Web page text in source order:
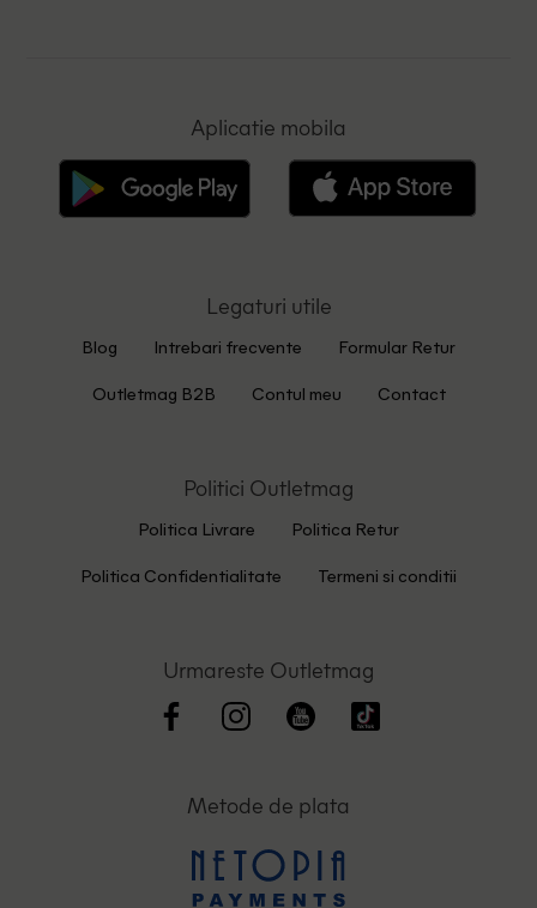
Aplicatie mobila
Legaturi utile
Blog Intrebari frecvente Formular Retur
Outletmag B2B Contul meu Contact
Politici Outletmag
Politica Livrare Politica Retur
Politica Confidentialitate Termeni si conditii
Urmareste Outletmag
Metode de plata